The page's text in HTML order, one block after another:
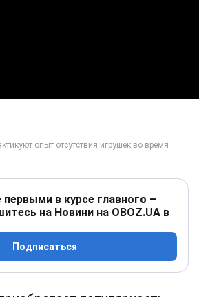
первыми в курсе главного –
на Новини на OBOZ.UA в
Подписаться